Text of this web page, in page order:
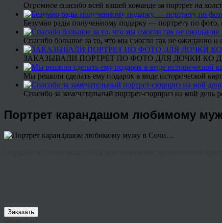
Огромное спасибо всей вашей команде за портрет на
Безумно рады полученному подарку — портрету по фото,
Спасибо большое за то, что мы смогли так не ожиданно
ЗАКАЗЫВАЛИ ПОРТРЕТ ПО ФОТО ДЛЯ ДОЧКИ КО
Мы решили сделать ему подарок в виде исторической
Спасибо за замечательный портрет-сюрприз на мой день
Портрет карандашом любимому
Заказать